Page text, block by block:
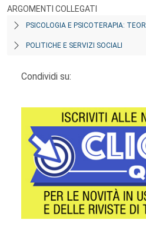
ARGOMENTI COLLEGATI
PSICOLOGIA E PSICOTERAPIA:
POLITICHE E SERVIZI SOCIALI
Condividi su: